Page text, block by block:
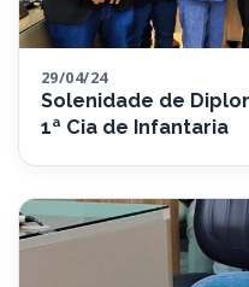
29/04/24
Solenidade de
1ª Cia de Infantaria